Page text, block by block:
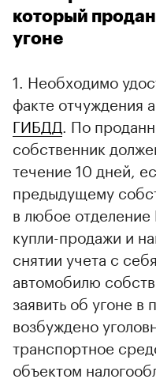
который
угоне
1. Необходимо
факте отчуждения
ГИБДД. По
собственник
течение 10 дней,
предыдущему
в любое
купли-продажи и
снятии учета с
автомобилю
заявить об угоне
возбуждено
транспортное
объектом